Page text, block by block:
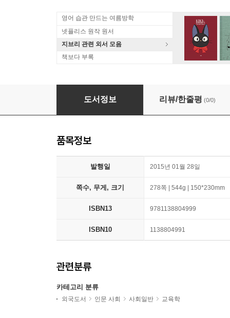
영어 습관 만드는 여름방학
넷플리스 원작 원서
지브리 관련 외서 모음
책보다 부록
Educational Experience as Lived:
도서정보 리뷰/한줄평 (0/0)
품목정보
발행일 2015년 01월 28일
쪽수, 무게, 크기 278쪽 | 544g | 150*230mm
ISBN13 9781138804999
ISBN10 1138804991
관련분류
카테고리 분류
외국도서 인문 사회 사회일반 교육학